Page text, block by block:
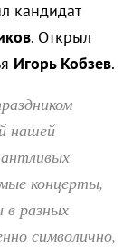
кандидат
. Открыл
Игорь Кобзев.
нашей
концерты,
в разных
символично,